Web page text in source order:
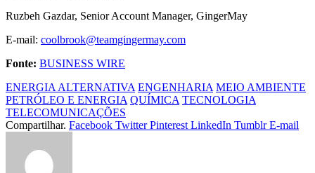
Ruzbeh Gazdar, Senior Account Manager, GingerMay
E-mail: coolbrook@teamgingermay.com
Fonte: BUSINESS WIRE
ENERGIA ALTERNATIVA ENGENHARIA MEIO AMBIENTE
PETRÓLEO E ENERGIA QUÍMICA TECNOLOGIA
TELECOMUNICAÇÕES
Compartilhar. Facebook Twitter Pinterest LinkedIn Tumblr E-mail